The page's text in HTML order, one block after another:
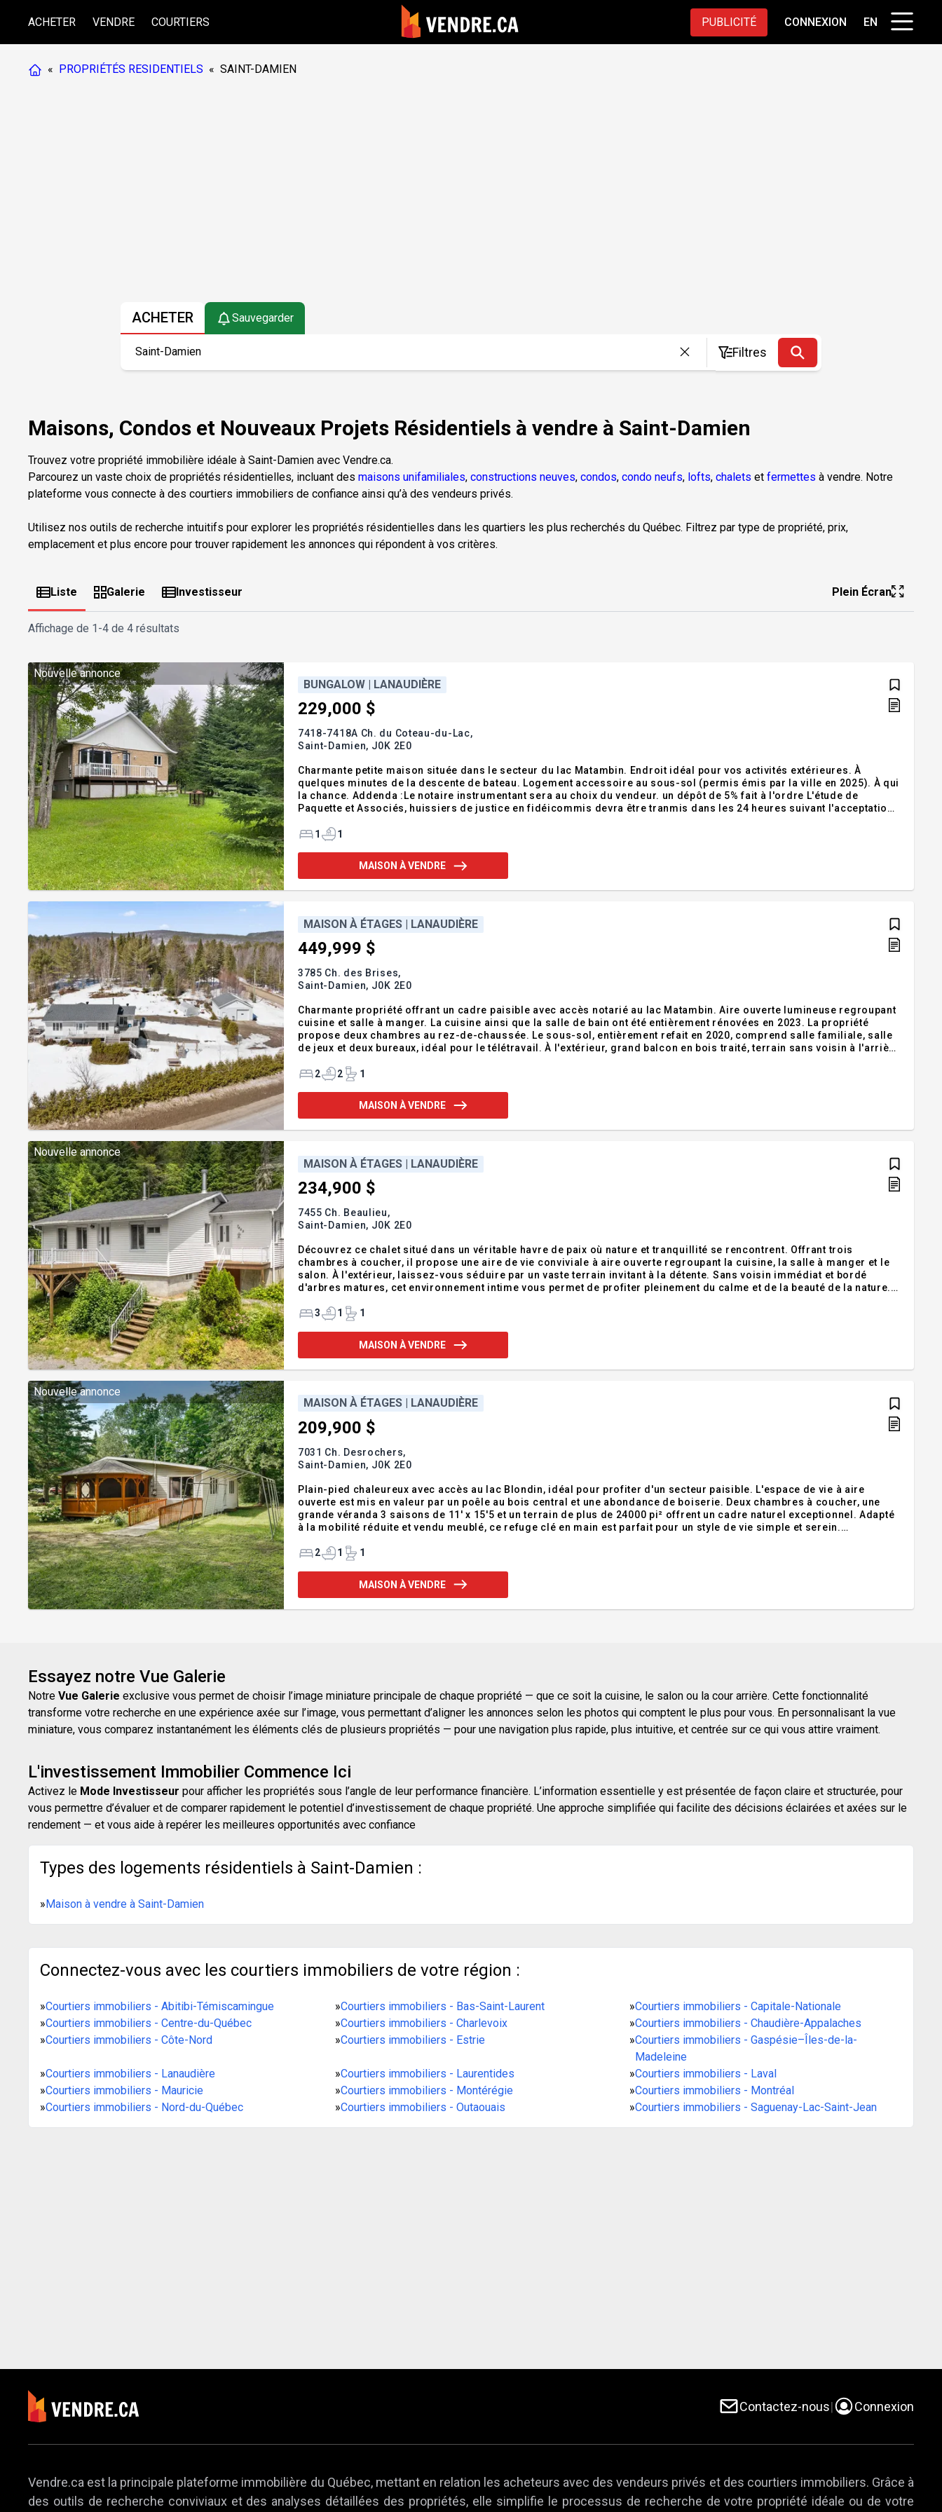
ACHETER VENDRE COURTIERS PUBLICITÉ CONNEXION EN
« PROPRIÉTÉS RESIDENTIELS « SAINT-DAMIEN
ACHETER Sauvegarder
Filtres
Maisons, Condos et Nouveaux Projets Résidentiels à vendre à Saint-Damien
Trouvez votre propriété immobilière idéale à Saint-Damien avec Vendre.ca.
Parcourez un vaste choix de propriétés résidentielles, incluant des maisons unifamiliales, constructions neuves, condos, condo neufs, lofts, chalets et fermettes à vendre. Notre
plateforme vous connecte à des courtiers immobiliers de confiance ainsi qu’à des vendeurs privés.
Utilisez nos outils de recherche intuitifs pour explorer les propriétés résidentielles dans les quartiers les plus recherchés du Québec. Filtrez par type de propriété, prix,
emplacement et plus encore pour trouver rapidement les annonces qui répondent à vos critères.
Liste Galerie Investisseur Plein Écran
Affichage de 1-4 de 4 résultats
Nouvelle annonce
BUNGALOW | LANAUDIÈRE
229,000 $
7418-7418A Ch. du Coteau-du-Lac,
Saint-Damien, J0K 2E0
Charmante petite maison située dans le secteur du lac Matambin. Endroit idéal pour vos activités extérieures. À
quelques minutes de la descente de bateau. Logement accessoire au sous-sol (permis émis par la ville en 2025). À qui
la chance. Addenda :Le notaire instrumentant sera au choix du vendeur. un dépôt de 5% fait à l'ordre L'étude de
Paquette et Associés, huissiers de justice en fidéicommis devra être tranmis dans les 24 heures suivant l'acceptation
1
1
MAISON À VENDRE
MAISON À ÉTAGES | LANAUDIÈRE
449,999 $
3785 Ch. des Brises,
Saint-Damien, J0K 2E0
Charmante propriété offrant un cadre paisible avec accès notarié au lac Matambin. Aire ouverte lumineuse regroupant
cuisine et salle à manger. La cuisine ainsi que la salle de bain ont été entièrement rénovées en 2023. La propriété
propose deux chambres au rez-de-chaussée. Le sous-sol, entièrement refait en 2020, comprend salle familiale, salle
de jeux et deux bureaux, idéal pour le télétravail. À l'extérieur, grand balcon en bois traité, terrain sans voisin à l'arrière
de nature
2 2 1
MAISON À VENDRE
Nouvelle annonce
MAISON À ÉTAGES | LANAUDIÈRE
234,900 $
7455 Ch. Beaulieu,
Saint-Damien, J0K 2E0
Découvrez ce chalet situé dans un véritable havre de paix où nature et tranquillité se rencontrent. Offrant trois
chambres à coucher, il propose une aire de vie conviviale à aire ouverte regroupant la cuisine, la salle à manger et le
salon. À l'extérieur, laissez-vous séduire par un vaste terrain invitant à la détente. Sans voisin immédiat et bordé
d'arbres matures, cet environnement intime vous permet de profiter pleinement du calme et de la beauté de la nature.
votre désir de tran
3 1 1
MAISON À VENDRE
Nouvelle annonce
MAISON À ÉTAGES | LANAUDIÈRE
209,900 $
7031 Ch. Desrochers,
Saint-Damien, J0K 2E0
Plain-pied chaleureux avec accès au lac Blondin, idéal pour profiter d'un secteur paisible. L'espace de vie à aire
ouverte est mis en valeur par un poêle au bois central et une abondance de boiserie. Deux chambres à coucher, une
grande véranda 3 saisons de 11' x 15'5 et un terrain de plus de 24000 pi² offrent un cadre naturel exceptionnel. Adapté
à la mobilité réduite et vendu meublé, ce refuge clé en main est parfait pour un style de vie simple et serein.
propriété est vend
2 1 1
MAISON À VENDRE
Essayez notre Vue Galerie
Notre Vue Galerie exclusive vous permet de choisir l’image miniature principale de chaque propriété — que ce soit la cuisine, le salon ou la cour arrière. Cette fonctionnalité
transforme votre recherche en une expérience axée sur l’image, vous permettant d’aligner les annonces selon les photos qui comptent le plus pour vous. En personnalisant la vue
miniature, vous comparez instantanément les éléments clés de plusieurs propriétés — pour une navigation plus rapide, plus intuitive, et centrée sur ce qui vous attire vraiment.
L'investissement Immobilier Commence Ici
Activez le Mode Investisseur pour afficher les propriétés sous l’angle de leur performance financière. L’information essentielle y est présentée de façon claire et structurée, pour
vous permettre d’évaluer et de comparer rapidement le potentiel d’investissement de chaque propriété. Une approche simplifiée qui facilite des décisions éclairées et axées sur le
rendement — et vous aide à repérer les meilleures opportunités avec confiance
Types des logements résidentiels à Saint-Damien :
»Maison à vendre à Saint-Damien
Connectez-vous avec les courtiers immobiliers de votre région :
»Courtiers immobiliers - Abitibi-Témiscamingue »Courtiers immobiliers - Bas-Saint-Laurent »Courtiers immobiliers - Capitale-Nationale
»Courtiers immobiliers - Centre-du-Québec »Courtiers immobiliers - Charlevoix »Courtiers immobiliers - Chaudière-Appalaches
»Courtiers immobiliers - Côte-Nord »Courtiers immobiliers - Estrie »Courtiers immobiliers - Gaspésie–Îles-de-la-
Madeleine
»Courtiers immobiliers - Lanaudière »Courtiers immobiliers - Laurentides »Courtiers immobiliers - Laval
»Courtiers immobiliers - Mauricie »Courtiers immobiliers - Montérégie »Courtiers immobiliers - Montréal
»Courtiers immobiliers - Nord-du-Québec »Courtiers immobiliers - Outaouais »Courtiers immobiliers - Saguenay-Lac-Saint-Jean
Contactez-nous| Connexion
Vendre.ca est la principale plateforme immobilière du Québec, mettant en relation les acheteurs avec des vendeurs privés et des courtiers immobiliers. Grâce à
des outils de recherche conviviaux et des analyses détaillées des propriétés, elle simplifie le processus de recherche de votre propriété idéale ou de votre